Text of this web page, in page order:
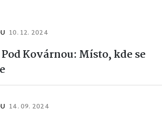
10. 12. 2024
Kovárnou: Místo, kde se
14. 09. 2024